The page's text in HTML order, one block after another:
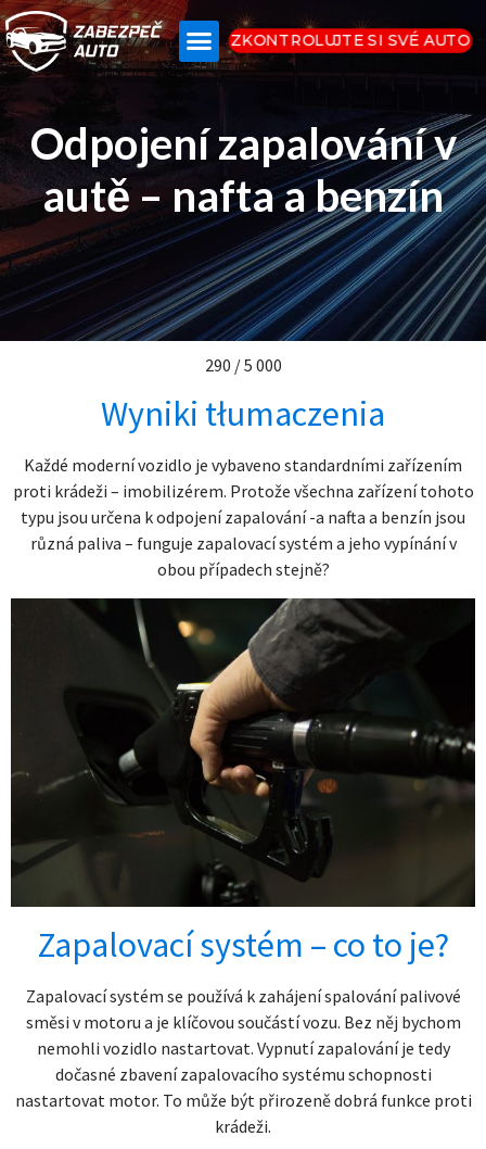
ZKONTROLUJTE SI SVÉ AUTO
Odpojení zapalování v
autě – nafta a benzín
290 / 5 000
Wyniki tłumaczenia
Každé moderní vozidlo je vybaveno standardními zařízením
proti krádeži – imobilizérem. Protože všechna zařízení tohoto
typu jsou určena k odpojení zapalování -a nafta a benzín jsou
různá paliva – funguje zapalovací systém a jeho vypínání v
obou případech stejně?
Zapalovací systém – co to je?
Zapalovací systém se používá k zahájení spalování palivové
směsi v motoru a je klíčovou součástí vozu. Bez něj bychom
nemohli vozidlo nastartovat. Vypnutí zapalování je tedy
dočasné zbavení zapalovacího systému schopnosti
nastartovat motor. To může být přirozeně dobrá funkce proti
krádeži.